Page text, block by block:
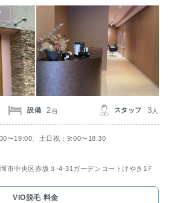
設備 2台 スタッフ 3 人
〜19:00、土日祝：9:00〜18:30
市中央区赤坂３-4-31ガーデンコートけやき1Ｆ
VIO脱毛 料金